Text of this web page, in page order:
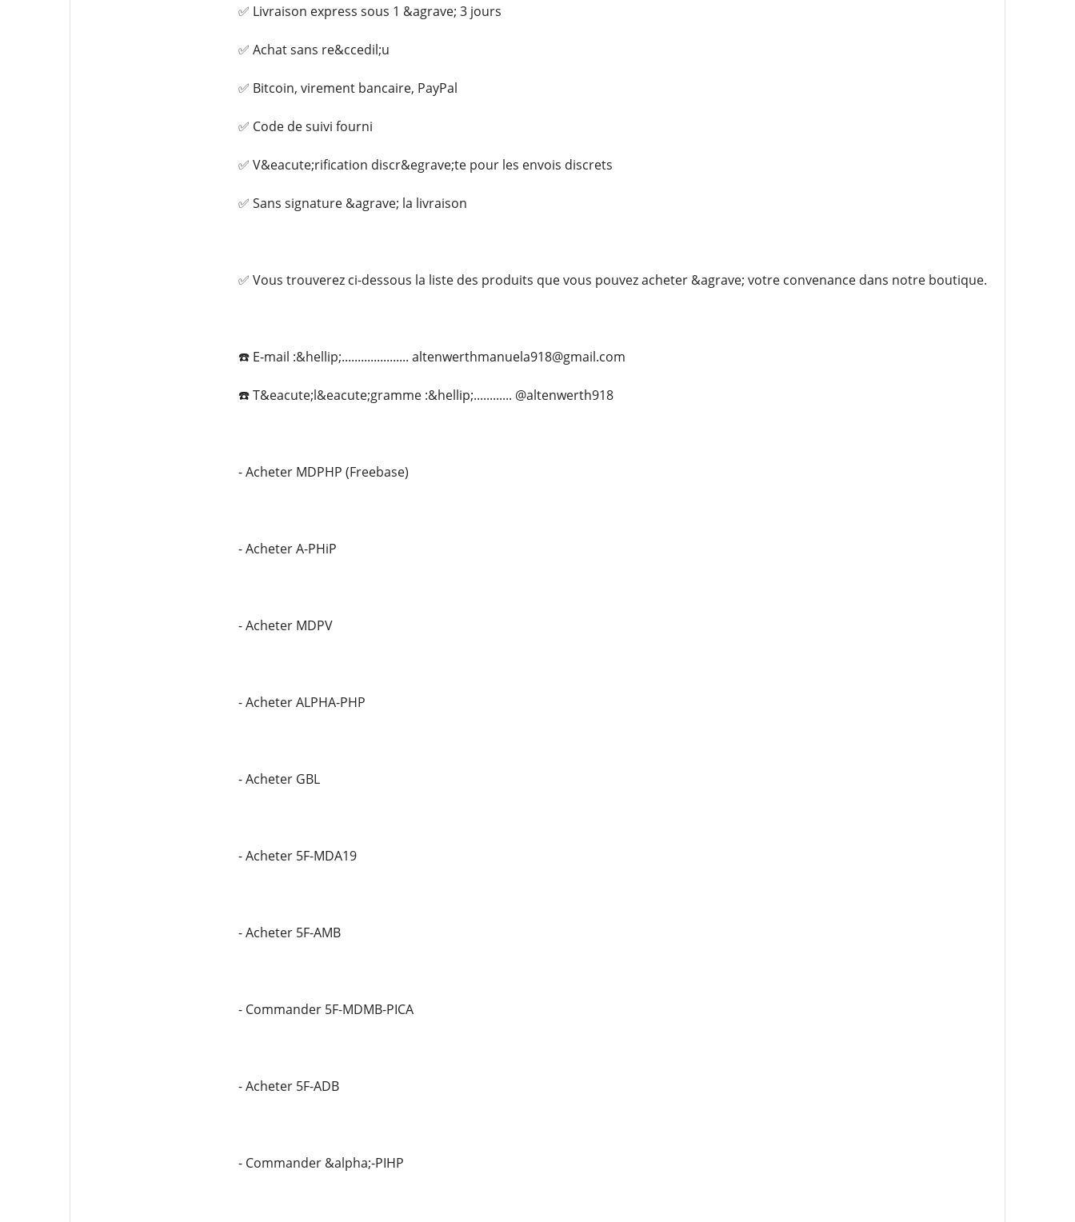
✅ Livraison express sous 1 &agrave; 3 jours
✅ Achat sans re&ccedil;u
✅ Bitcoin, virement bancaire, PayPal
✅ Code de suivi fourni
✅ V&eacute;rification discr&egrave;te pour les envois discrets
✅ Sans signature &agrave; la livraison
✅ Vous trouverez ci-dessous la liste des produits que vous pouvez acheter &agrave; votre convenance dans notre boutique.
☎️ E-mail :&hellip;..................... altenwerthmanuela918@gmail.com
☎️ T&eacute;l&eacute;gramme :&hellip;............ @altenwerth918
- Acheter MDPHP (Freebase)
- Acheter A-PHiP
- Acheter MDPV
- Acheter ALPHA-PHP
- Acheter GBL
- Acheter 5F-MDA19
- Acheter 5F-AMB
- Commander 5F-MDMB-PICA
- Acheter 5F-ADB
- Commander &alpha;-PIHP